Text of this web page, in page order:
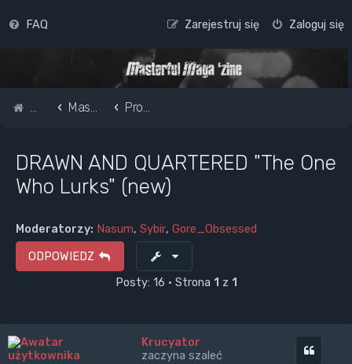
FAQ Zaloguj się
Zarejestruj się
Strona główna
Masterful Magazine Message Board Promote your band /webpage
DRAWN AND QUARTERED "The One
Who Lurks" (new)
Moderatorzy: Nasum, Sybir, Gore_Obsessed
ODPOWIEDZ
Posty: 16 • Strona 1 z 1
Krucyator
zaczyna szaleć